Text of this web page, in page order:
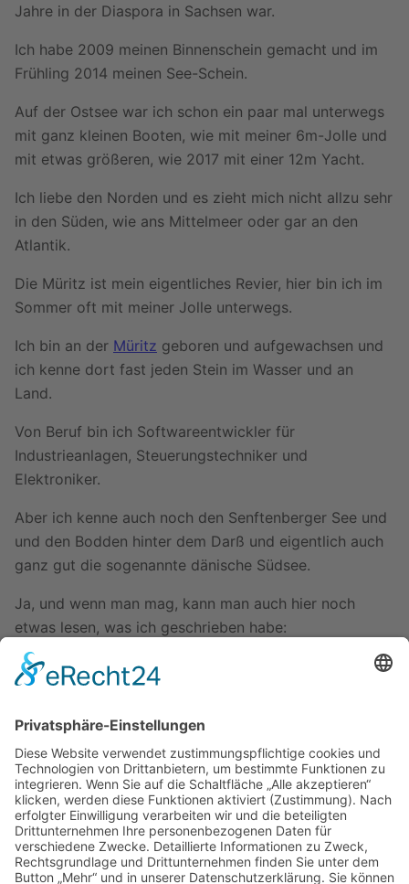
Jahre in der Diaspora in Sachsen war.
Ich habe 2009 meinen Binnenschein gemacht und im
Frühling 2014 meinen See-Schein.
Auf der Ostsee war ich schon ein paar mal unterwegs
mit ganz kleinen Booten, wie mit meiner 6m-Jolle und
mit etwas größeren, wie 2017 mit einer 12m Yacht.
Ich liebe den Norden und es zieht mich nicht allzu sehr
in den Süden, wie ans Mittelmeer oder gar an den
Atlantik.
Die Müritz ist mein eigentliches Revier, hier bin ich im
Sommer oft mit meiner Jolle unterwegs.
Ich bin an der Müritz geboren und aufgewachsen und
ich kenne dort fast jeden Stein im Wasser und an
Land.
Von Beruf bin ich Softwareentwickler für
Industrieanlagen, Steuerungstechniker und
Elektroniker.
Aber ich kenne auch noch den Senftenberger See und
und den Bodden hinter dem Darß und eigentlich auch
ganz gut die sogenannte dänische Südsee.
Ja, und wenn man mag, kann man auch hier noch
etwas lesen, was ich geschrieben habe:
Müritztörn Herbst 2010
Mein eigenes Boot
Eine Nachricht an mich könnt ihr hier senden:
https://www.skipperguide.de/wiki/Spezial:E-
Mail_senden/Zausel